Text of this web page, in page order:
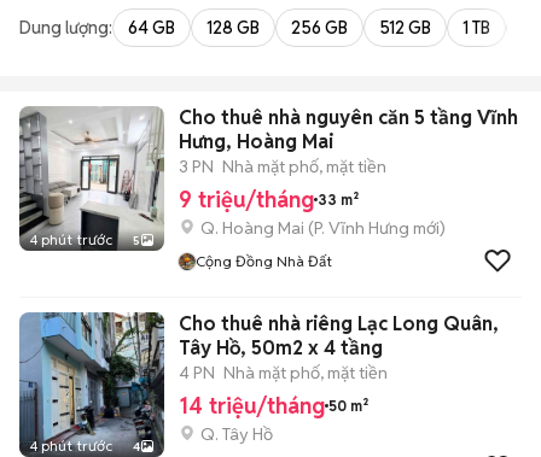
Dung lượng: 64 GB 128 GB 256 GB 512 GB 1 TB
4 phút trước 5
Cho thuê nhà nguyên căn 5 tầng Vĩnh
Hưng, Hoàng Mai
3 PN Nhà mặt phố, mặt tiền
9 triệu/tháng 33 m²
Q. Hoàng Mai (P. Vĩnh Hưng mới)
Cộng Đồng Nhà Đất
4 phút trước 4
Cho thuê nhà riêng Lạc Long Quân,
Tây Hồ, 50m2 x 4 tầng
4 PN Nhà mặt phố, mặt tiền
14 triệu/tháng 50 m²
Q. Tây Hồ